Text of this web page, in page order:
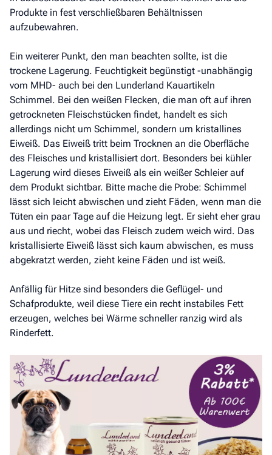
Produkte in fest verschließbaren Behältnissen
aufzubewahren.
Ein weiterer Punkt, den man beachten sollte, ist die
trockene Lagerung. Feuchtigkeit begünstigt -unabhängig
vom MHD- auch bei den Lunderland Kauartikeln
Schimmel. Bei den weißen Flecken, die man oft auf ihren
getrockneten Fleischstücken findet, handelt es sich
allerdings nicht um Schimmel, sondern um kristallines
Eiweiß. Das Eiweiß tritt beim Trocknen an die Oberfläche
des Fleisches und kristallisiert dort. Besonders bei kühler
Lagerung wird dieses Eiweiß als ein weißer Schleier auf
dem Produkt sichtbar. Bitte mache die Probe: Schimmel
lässt sich leicht abwischen und zieht Fäden, wenn man die
Tüten ein paar Tage auf die Heizung legt. Er sieht eher grau
aus und riecht, wobei das Fleisch zudem weich wird. Das
kristallisierte Eiweiß lässt sich kaum abwischen, es muss
abgekratzt werden, zieht keine Fäden und ist weiß.
Anfällig für Hitze sind besonders die Geflügel- und
Schafprodukte, weil diese Tiere ein recht instabiles Fett
erzeugen, welches bei Wärme schneller ranzig wird als
Rinderfett.